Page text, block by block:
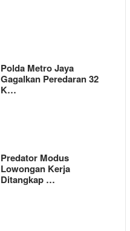
Polda Metro Jaya
Gagalkan Peredaran 32
K…
Predator Modus
Lowongan Kerja
Ditangkap …